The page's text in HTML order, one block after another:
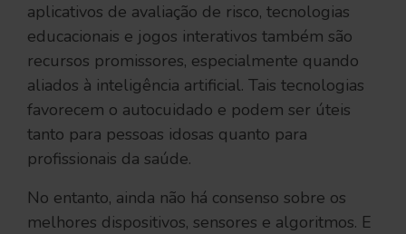
aplicativos de avaliação de risco, tecnologias
educacionais e jogos interativos também são
recursos promissores, especialmente quando
aliados à inteligência artificial. Tais tecnologias
favorecem o autocuidado e podem ser úteis
tanto para pessoas idosas quanto para
profissionais da saúde.
No entanto, ainda não há consenso sobre os
melhores dispositivos, sensores e algoritmos. E